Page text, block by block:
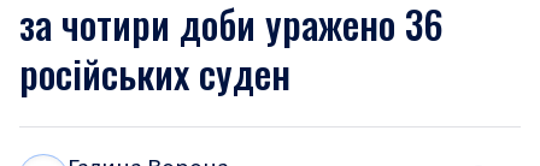
за чотири доби уражено 36
російських суден